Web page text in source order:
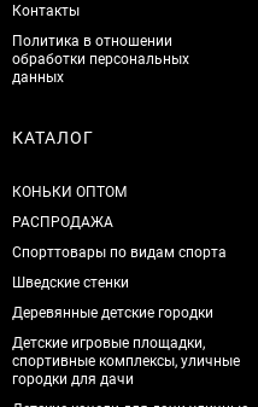
Контакты
Политика в отношении
обработки персональных
данных
КАТАЛОГ
КОНЬКИ ОПТОМ
РАСПРОДАЖА
Спорттовары по видам спорта
Шведские стенки
Деревянные детские городки
Детские игровые площадки,
спортивные комплексы, уличные
городки для дачи